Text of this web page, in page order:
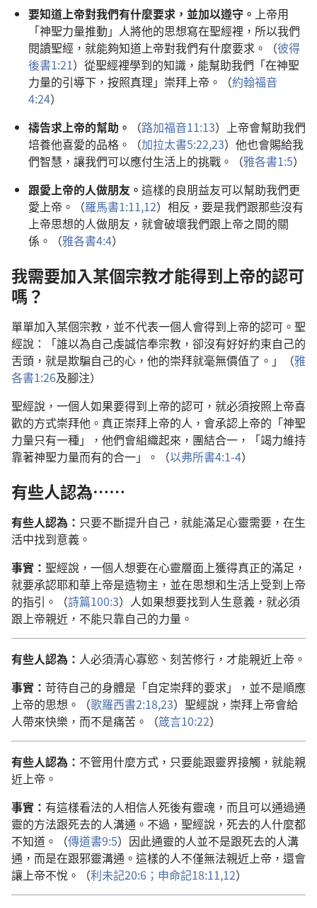
要知道上帝對我們有什麼要求，並加以遵守。 上帝用
「神聖力量推動」人將他的思想寫在聖經裡，所以我們
閱讀聖經，就能夠知道上帝對我們有什麼要求。（彼得
後書1:21）從聖經裡學到的知識，能幫助我們「在神聖
力量的引導下，按照真理」崇拜上帝。（約翰福音
4:24）
禱告求上帝的幫助。
（路加福音11:13）上帝會幫助我們
培養他喜愛的品格。（加拉太書5:22,23）他也會賜給我
們智慧，讓我們可以應付生活上的挑戰。（雅各書1:5）
跟愛上帝的人做朋友。 這樣的良朋益友可以幫助我們更
愛上帝。（羅馬書1:11,12）相反，要是我們跟那些沒有
上帝思想的人做朋友，就會破壞我們跟上帝之間的關
係。（雅各書4:4）
我需要加入某個宗教才能得到上帝的認可
嗎？
單單加入某個宗教，並不代表一個人會得到上帝的認可。聖
經說：「誰以為自己虔誠信奉宗教，卻沒有好好約束自己的
舌頭，就是欺騙自己的心，他的崇拜就毫無價值了。」（雅
各書1:26及腳注）
聖經說，一個人如果要得到上帝的認可，就必須按照上帝喜
歡的方式崇拜他。真正崇拜上帝的人，會承認上帝的「神聖
力量只有一種」，他們會組織起來，團結合一，「竭力維持
靠著神聖力量而有的合一」。（以弗所書4:1-4）
有些人認為……
有些人認為： 只要不斷提升自己，就能滿足心靈需要，在生
活中找到意義。
事實： 聖經說，一個人想要在心靈層面上獲得真正的滿足，
就要承認耶和華上帝是造物主，並在思想和生活上受到上帝
的指引。（詩篇100:3）人如果想要找到人生意義，就必須
跟上帝親近，不能只靠自己的力量。
有些人認為： 人必須清心寡慾、刻苦修行，才能親近上帝。
事實： 苛待自己的身體是「自定崇拜的要求」，並不是順應
上帝的思想。（歌羅西書2:18,23）聖經說，崇拜上帝會給
人帶來快樂，而不是痛苦。（箴言10:22）
有些人認為： 不管用什麼方式，只要能跟靈界接觸，就能親
近上帝。
事實： 有這樣看法的人相信人死後有靈魂，而且可以通過通
靈的方法跟死去的人溝通。不過，聖經說，死去的人什麼都
不知道。（傳道書9:5）因此通靈的人並不是跟死去的人溝
通，而是在跟邪靈溝通。這樣的人不僅無法親近上帝，還會
讓上帝不悅。（利未記20:6； 申命記18:11,12）